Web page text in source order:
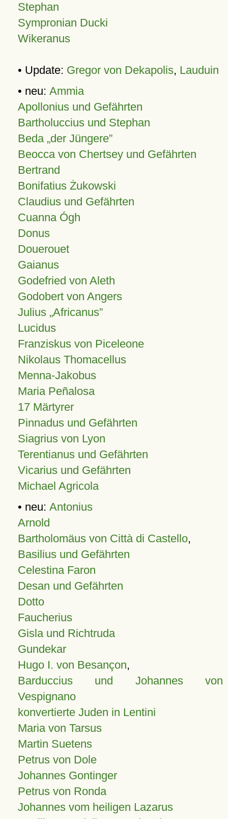
Stephan
Sympronian Ducki
Wikeranus
• Update: Gregor von Dekapolis, Lauduin
• neu: Ammia
Apollonius und Gefährten
Bartholuccius und Stephan
Beda „der Jüngere”
Beocca von Chertsey und Gefährten
Bertrand
Bonifatius Żukowski
Claudius und Gefährten
Cuanna Ógh
Donus
Douerouet
Gaianus
Godefried von Aleth
Godobert von Angers
Julius Africanus
Lucidus
Franziskus von Piceleone
Nikolaus Thomacellus
Menna-Jakobus
Maria Peñalosa
17 Märtyrer
Pinnadus und Gefährten
Siagrius von Lyon
Terentianus und Gefährten
Vicarius und Gefährten
Michael Agricola
• neu: Antonius
Arnold
Bartholomäus von Città di Castello,
Basilius und Gefährten
Celestina Faron
Desan und Gefährten
Dotto
Faucherius
Gisla und Richtruda
Gundekar
Hugo I. von Besançon,
Barduccius und Johannes von
Vespignano
konvertierte Juden in Lentini
Maria von Tarsus
Martin Suetens
Petrus von Dole
Johannes Gontinger
Petrus von Ronda
Johannes vom heiligen Lazarus